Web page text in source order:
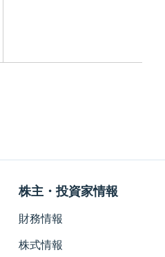
株主・投資家情報
財務情報
株式情報